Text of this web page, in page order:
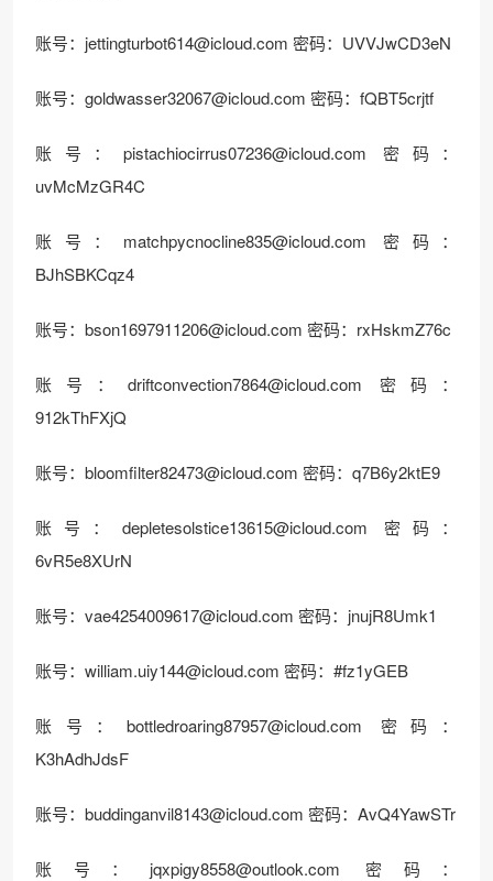
账号： jettingturbot614@icloud.com 密码：UVVJwCD3eN
账号： goldwasser32067@icloud.com 密码：fQBT5crjtf
账号： pistachiocirrus07236@icloud.com 密码：
uvMcMzGR4C
账号： matchpycnocline835@icloud.com 密码：
BJhSBKCqz4
账号： bson1697911206@icloud.com 密码：rxHskmZ76c
账号： driftconvection7864@icloud.com 密码：
912kThFXjQ
账号： bloomfilter82473@icloud.com 密码：q7B6y2ktE9
账号： depletesolstice13615@icloud.com 密码：
6vR5e8XUrN
账号： vae4254009617@icloud.com 密码：jnujR8Umk1
账号： william.uiy144@icloud.com 密码：#fz1yGEB
账号： bottledroaring87957@icloud.com 密码：
K3hAdhJdsF
账号： buddinganvil8143@icloud.com 密码：AvQ4YawSTr
账号： jqxpigy8558@outlook.com 密码：